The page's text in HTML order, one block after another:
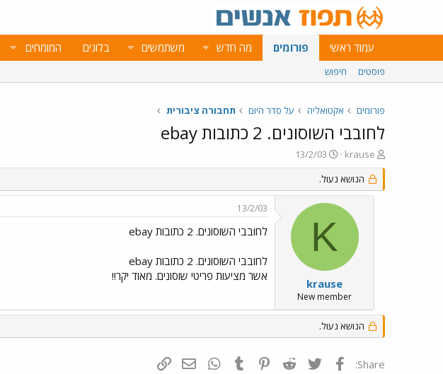
עמוד ראשי פורומים מה חדש משתמשים בלוגים המומחים
פוסטים חיפוש
פורומים אקטואליה על סדר היום תחבורה ציבורית
לחובבי השוסונים. 2 כתובות ebay
פ
ו
ת
ח
krause
פ
ו
ר
ס
ם
ת
א
י
ך
13/2/03
הנושא נעול.
K
krause
New member
13/2/03
לחובבי השוסונים. 2 כתובות ebay
לחובבי השוסונים. 2 כתובות ebay
אשר מציעות פריטי שוסונים. מאוד יקר!!
הנושא נעול.
Share: פייסבוק Twitter
Reddit
Pinterest
Tumblr
WhatsAppדואר אלקטרוני